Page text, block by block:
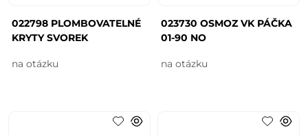
022798 PLOMBOVATELNÉ
KRYTY SVOREK
na otázku
023730 OSMOZ VK PÁČKA
01-90 NO
na otázku